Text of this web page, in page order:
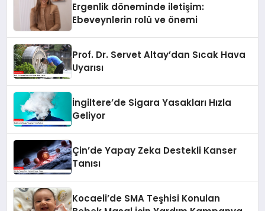
Ergenlik döneminde iletişim:
Ebeveynlerin rolü ve önemi
Prof. Dr. Servet Altay’dan Sıcak Hava
Uyarısı
İngiltere’de Sigara Yasakları Hızla
Geliyor
Çin’de Yapay Zeka Destekli Kanser
Tanısı
Kocaeli’de SMA Teşhisi Konulan